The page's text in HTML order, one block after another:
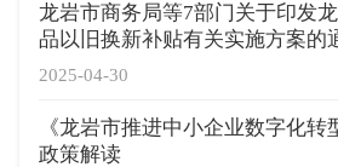
2025-04-30
龙岩市商务局等7部门关于印发
品以旧换新补贴有关实施方案的
《龙岩市推进中小企业数字化转
政策解读